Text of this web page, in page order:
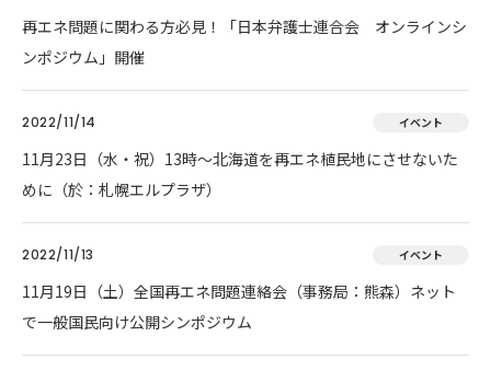
再エネ問題に関わる方必見！「日本弁護士連合会 オンラインシ
ンポジウム」開催
2022/11/14 イベント
11月23日（水・祝）13時～北海道を再エネ植民地にさせないた
めに（於：札幌エルプラザ）
2022/11/13 イベント
11月19日（土）全国再エネ問題連絡会（事務局：熊森）ネット
で一般国民向け公開シンポジウム